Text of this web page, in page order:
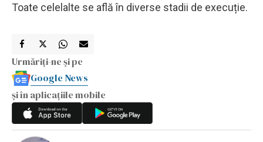
Toate celelalte se află în diverse stadii de execuție.
Urmăriți-ne și pe
Google News
și în aplicațiile mobile